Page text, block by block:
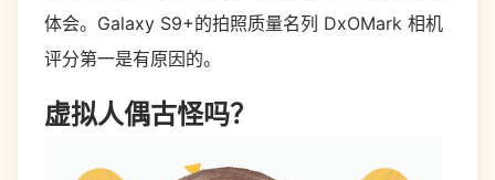
体会。Galaxy S9+的拍照质量名列 DxOMark 相机
评分第一是有原因的。
虚拟人偶古怪吗？